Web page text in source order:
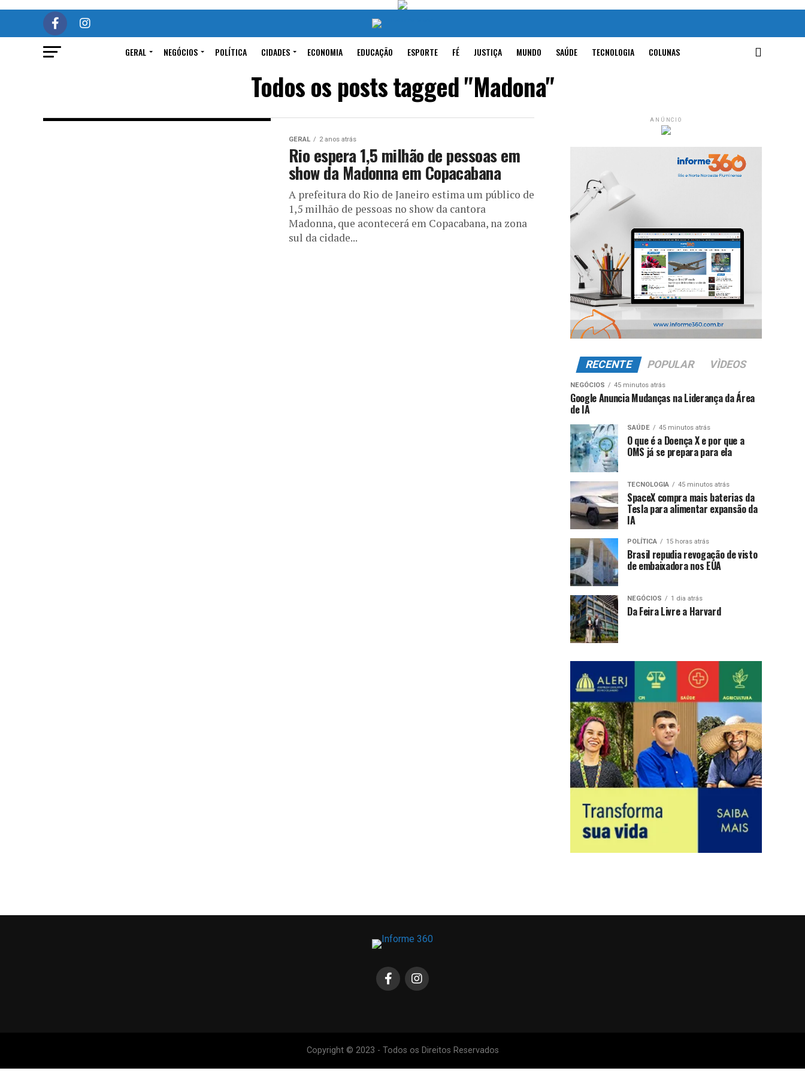
GERAL NEGÓCIOS POLÍTICA CIDADES ECONOMIA EDUCAÇÃO ESPORTE FÉ JUSTIÇA MUNDO SAÚDE TECNOLOGIA COLUNAS
Todos os posts tagged "Madona"
GERAL 2 anos atrás
Rio espera 1,5 milhão de pessoas em
show da Madonna em Copacabana
A prefeitura do Rio de Janeiro estima um público de
1,5 milhão de pessoas no show da cantora
Madonna, que acontecerá em Copacabana, na zona
sul da cidade...
ANÚNCIO
RECENTE POPULAR VÌDEOS
NEGÓCIOS 45 minutos atrás
Google Anuncia Mudanças na Liderança da Área
de IA
SAÚDE 45 minutos atrás
O que é a Doença X e por que a
OMS já se prepara para ela
TECNOLOGIA 45 minutos atrás
SpaceX compra mais baterias da
Tesla para alimentar expansão da
IA
POLÍTICA 15 horas atrás
Brasil repudia revogação de visto
de embaixadora nos EUA
NEGÓCIOS 1 dia atrás
Da Feira Livre a Harvard
Copyright © 2023 - Todos os Direitos Reservados